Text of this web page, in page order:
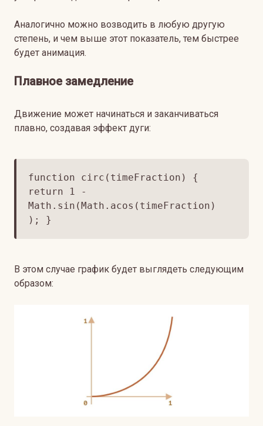
Аналогично можно возводить в любую другую
степень, и чем выше этот показатель, тем быстрее
будет анимация.
Плавное замедление
Движение может начинаться и заканчиваться
плавно, создавая эффект дуги:
function circ(timeFraction) {
return 1 -
Math.sin(Math.acos(timeFraction)
); }
В этом случае график будет выглядеть следующим
образом: